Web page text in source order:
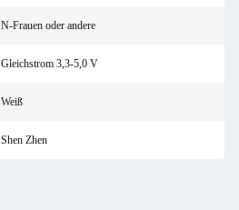
N-Frauen oder andere
Gleichstrom 3,3-5,0 V
Weiß
Shen Zhen